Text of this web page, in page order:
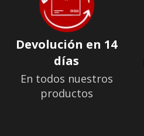
Devolución en 14
días
En todos nuestros
productos